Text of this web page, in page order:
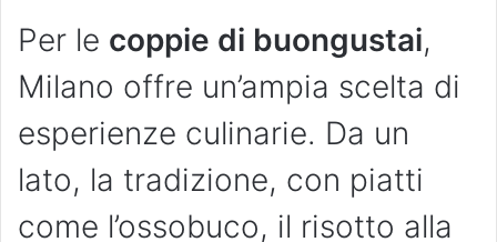
Per le coppie di buongustai,
Milano offre un’ampia scelta di
esperienze culinarie. Da un
lato, la tradizione, con piatti
come l’ossobuco, il risotto alla